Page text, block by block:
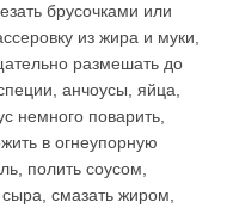
брусочками или
из жира и муки,
размешать до
анчоусы, яйца,
немного поварить,
в огнеупорную
полить соусом,
сыра, смазать жиром,